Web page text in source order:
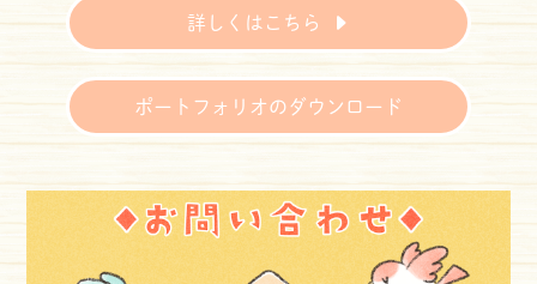
詳しくはこちら
ポートフォリオのダウンロード